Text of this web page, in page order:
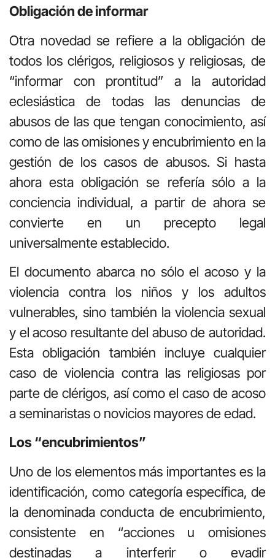
Obligación de informar
Otra novedad se refiere a la obligación de
todos los clérigos, religiosos y religiosas, de
“informar con prontitud” a la autoridad
eclesiástica de todas las denuncias de
abusos de las que tengan conocimiento, así
como de las omisiones y encubrimiento en la
gestión de los casos de abusos. Si hasta
ahora esta obligación se refería sólo a la
conciencia individual, a partir de ahora se
convierte en un precepto legal
universalmente establecido.
El documento abarca no sólo el acoso y la
violencia contra los niños y los adultos
vulnerables, sino también la violencia sexual
y el acoso resultante del abuso de autoridad.
Esta obligación también incluye cualquier
caso de violencia contra las religiosas por
parte de clérigos, así como el caso de acoso
a seminaristas o novicios mayores de edad.
Los “encubrimientos”
Uno de los elementos más importantes es la
identificación, como categoría específica, de
la denominada conducta de encubrimiento,
consistente en “acciones u omisiones
destinadas a interferir o evadir